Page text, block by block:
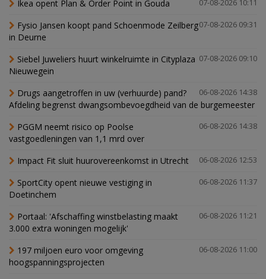
07-08-2026 10:11
Ikea opent Plan & Order Point in Gouda
07-08-2026 09:31
Fysio Jansen koopt pand Schoenmode Zeilberg
in Deurne
07-08-2026 09:10
Siebel Juweliers huurt winkelruimte in Cityplaza
Nieuwegein
06-08-2026 14:38
Drugs aangetroffen in uw (verhuurde) pand?
Afdeling begrenst dwangsombevoegdheid van de burgemeester
06-08-2026 14:38
PGGM neemt risico op Poolse
vastgoedleningen van 1,1 mrd over
06-08-2026 12:53
Impact Fit sluit huurovereenkomst in Utrecht
06-08-2026 11:37
SportCity opent nieuwe vestiging in
Doetinchem
06-08-2026 11:21
Portaal: 'Afschaffing winstbelasting maakt
3.000 extra woningen mogelijk'
06-08-2026 11:00
197 miljoen euro voor omgeving
hoogspanningsprojecten